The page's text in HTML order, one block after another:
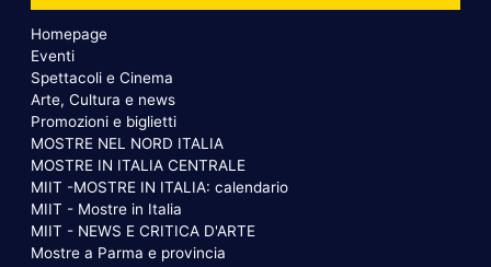
Homepage
Eventi
Spettacoli e Cinema
Arte, Cultura e news
Promozioni e biglietti
MOSTRE NEL NORD ITALIA
MOSTRE IN ITALIA CENTRALE
MIIT -MOSTRE IN ITALIA: calendario
MIIT - Mostre in Italia
MIIT - NEWS E CRITICA D'ARTE
Mostre a Parma e provincia